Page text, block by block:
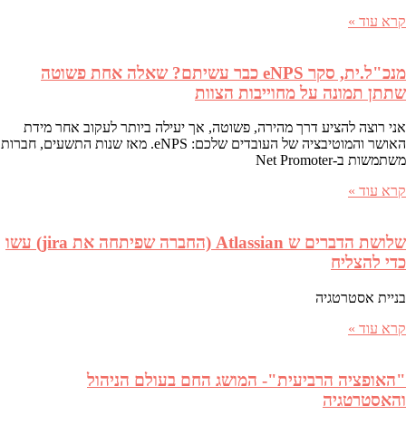
קרא עוד »
מנכ"ל.ית, סקר eNPS כבר עשיתם? שאלה אחת פשוטה
שתתן תמונה על מחוייבות הצוות
אני רוצה להציע דרך מהירה, פשוטה, אך יעילה ביותר לעקוב אחר מידת
האושר והמוטיבציה של העובדים שלכם: eNPS. מאז שנות התשעים, חברות
משתמשות ב-Net Promoter
קרא עוד »
שלושת הדברים ש Atlassian (החברה שפיתחה את jira) עשו
כדי להצליח
בניית אסטרטגיה
קרא עוד »
"האופציה הרביעית"- המושג החם בעולם הניהול
והאסטרטגיה